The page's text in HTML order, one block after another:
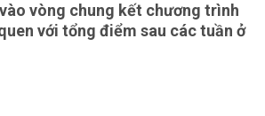
vòng chung kết chương trình
với tổng điểm sau các tuần ở